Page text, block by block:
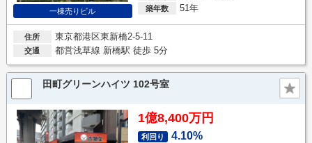
一棟売りビル 築年数 51年
住所 東京都港区東新橋2-5-11
交通 都営浅草線 新橋駅 徒歩 5分
田町グリーンハイツ 102号室
1億8,400万円
利回り 4.10%